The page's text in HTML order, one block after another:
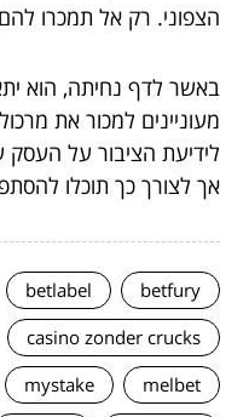
הצפוני. רק אל תמכרו
באשר לדף נחיתה, הוא
מעוניינים למכור את
לידיעת הציבור על העסק
אך לצורך כך תוכלו
betfury
betlabel
casino zonder crucks
melbet
mystake